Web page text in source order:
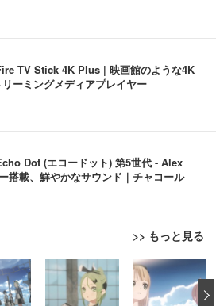
TV Stick 4K Plus | 映画館のような4K
ーミングメディアプレイヤー
Dot (エコードット) 第5世代 - Alex
搭載、鮮やかなサウンド｜チャコール
>> もっと見る
オフィスチェア 椅子 テレワーク 疲れな
式アームレスト コンパクト 約105度ロッ
事務椅子 360度回転 座面昇降 強化ナイロ
ネス向けプレミアムモニター | FlexScan
| 31.5型4K UHD・USB Type-C・ホワ
ーシック ペットシーツ 薄型 レギュラー 1
無香料 ホワイト 300枚